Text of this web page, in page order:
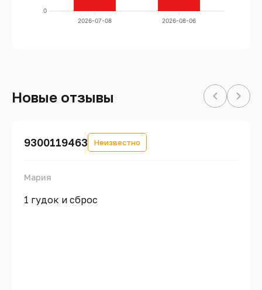
0
2026-07-08 2026-08-06
Новые отзывы
9300119463 Неизвестно
Мария
1 гудок и сброс